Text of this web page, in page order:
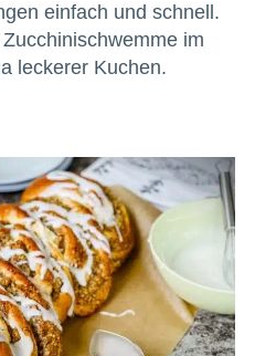
einfach und schnell.
im
leckerer Kuchen.